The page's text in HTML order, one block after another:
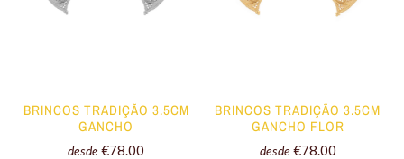
BRINCOS TRADIÇÃO 3.5CM
GANCHO
desde €78.00
BRINCOS TRADIÇÃO 3.5CM
GANCHO FLOR
desde €78.00